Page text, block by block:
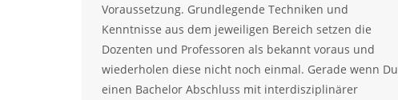
Voraussetzung. Grundlegende Techniken und
Kenntnisse aus dem jeweiligen Bereich setzen die
Dozenten und Professoren als bekannt voraus und
wiederholen diese nicht noch einmal. Gerade wenn Du
einen Bachelor Abschluss mit interdisziplinärer